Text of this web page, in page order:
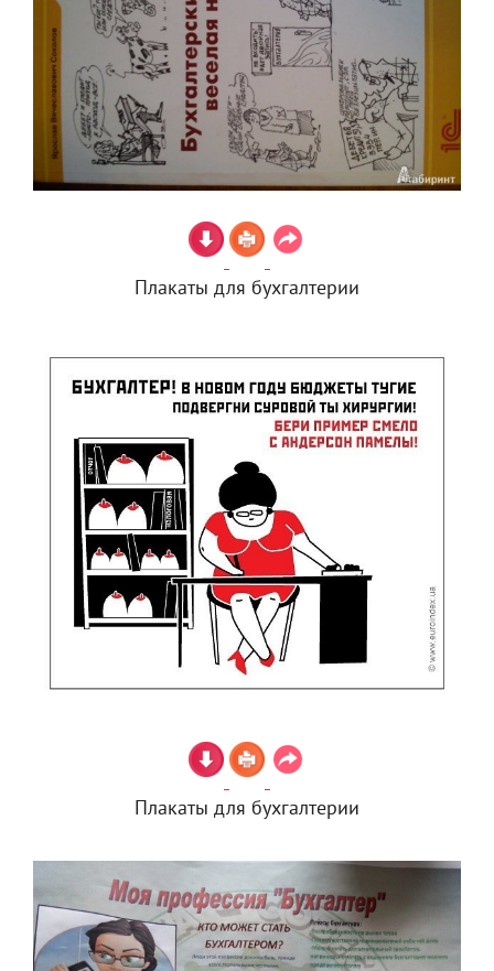
Плакаты для бухгалтерии
Плакаты для бухгалтерии